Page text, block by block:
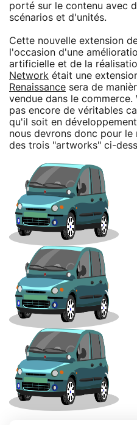
porté sur le contenu avec
scénarios et d'unités.
Cette nouvelle extension
l'occasion d'une
artificielle et de la
Network était une
Renaissance sera de
vendue dans le
pas encore de véritables
qu'il soit en
nous devrons donc pour
des trois "artworks" ci-